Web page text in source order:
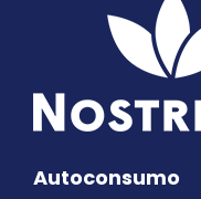
Autoconsumo